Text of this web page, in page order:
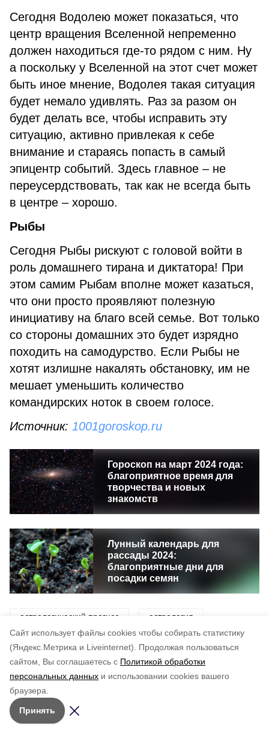
Cайт использует файлы cookies чтобы собирать статистику
(Яндекс.Метрика и Liveinternet).
Продолжая пользоваться
сайтом, Вы соглашаетесь с Политикой обработки
персональных данных и использовании cookies вашего
браузера.
Принять
Сегодня Водолею может показаться, что
центр вращения Вселенной непременно
должен находиться где-то рядом с ним. Ну
а поскольку у Вселенной на этот счет может
быть иное мнение, Водолея такая ситуация
будет немало удивлять. Раз за разом он
будет делать все, чтобы исправить эту
ситуацию, активно привлекая к себе
внимание и стараясь попасть в самый
эпицентр событий. Здесь главное – не
переусердствовать, так как не всегда быть
в центре – хорошо.
Рыбы
Сегодня Рыбы рискуют с головой войти в
роль домашнего тирана и диктатора! При
этом самим Рыбам вполне может казаться,
что они просто проявляют полезную
инициативу на благо всей семье. Вот только
со стороны домашних это будет изрядно
походить на самодурство. Если Рыбы не
хотят излишне накалять обстановку, им не
мешает уменьшить количество
командирских ноток в своем голосе.
Источник: 1001goroskop.ru
Гороскоп на март 2024 года:
благоприятное время для
творчества и новых
знакомств
Лунный календарь для
рассады 2024:
благоприятные дни для
посадки семян
астрологический прогноз астрология
гороскоп знаки зодиака
Понравилась статья?
5